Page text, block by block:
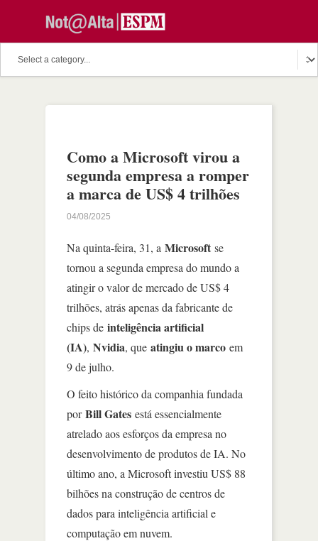
Como a Microsoft virou a
segunda empresa a romper
a marca de US$ 4 trilhões
04/08/2025
Na quinta-feira, 31, a Microsoft se
tornou a segunda empresa do mundo a
atingir o valor de mercado de US$ 4
trilhões, atrás apenas da fabricante de
chips de inteligência artificial
(IA), Nvidia, que atingiu o marco em
9 de julho.
O feito histórico da companhia fundada
porBill Gates está essencialmente
atrelado aos esforços da empresa no
desenvolvimento de produtos de IA. No
último ano, a Microsoft investiu US$ 88
bilhões na construção de centros de
dados para inteligência artificial e
computação em nuvem.